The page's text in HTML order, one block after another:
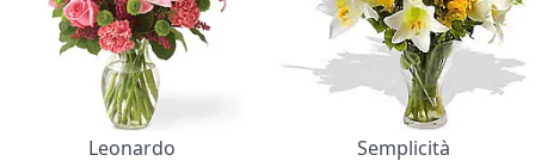
Leonardo
Semplicità